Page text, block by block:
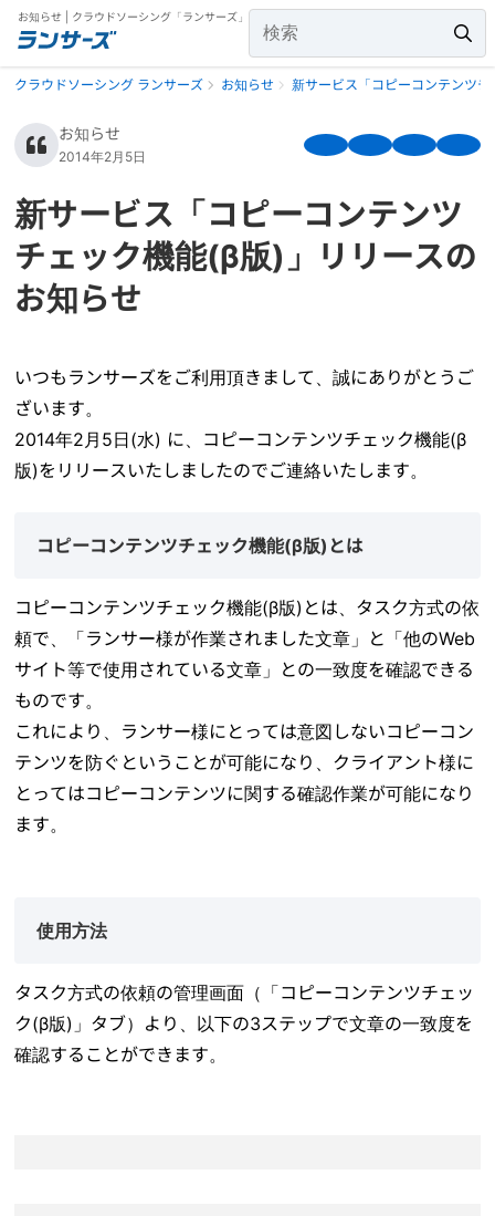
お知らせ | クラウドソーシング「ランサーズ」
クラウドソーシング ランサーズ お知らせ 新サービス「コピーコンテンツ
お知らせ
2014年2月5日
新サービス「コピーコンテンツ
チェック機能(β版)」リリースの
お知らせ
いつもランサーズをご利用頂きまして、誠にありがとうご
ざいます。
2014年2月5日(水) に、コピーコンテンツチェック機能(β
版)をリリースいたしましたのでご連絡いたします。
コピーコンテンツチェック機能(β版)とは
コピーコンテンツチェック機能(β版)とは、タスク方式の依
頼で、「ランサー様が作業されました文章」と「他のWeb
サイト等で使用されている文章」との一致度を確認できる
ものです。
これにより、ランサー様にとっては意図しないコピーコン
テンツを防ぐということが可能になり、クライアント様に
とってはコピーコンテンツに関する確認作業が可能になり
ます。
使用方法
タスク方式の依頼の管理画面（「コピーコンテンツチェッ
ク(β版)」タブ）より、以下の3ステップで文章の一致度を
確認することができます。